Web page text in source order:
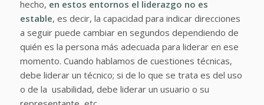
hecho, en estos entornos el liderazgo no es
estable, es decir, la capacidad para indicar direcciones
a seguir puede cambiar en segundos dependiendo de
quién es la persona más adecuada para liderar en ese
momento. Cuando hablamos de cuestiones técnicas,
debe liderar un técnico; si de lo que se trata es del uso
o de la usabilidad, debe liderar un usuario o su